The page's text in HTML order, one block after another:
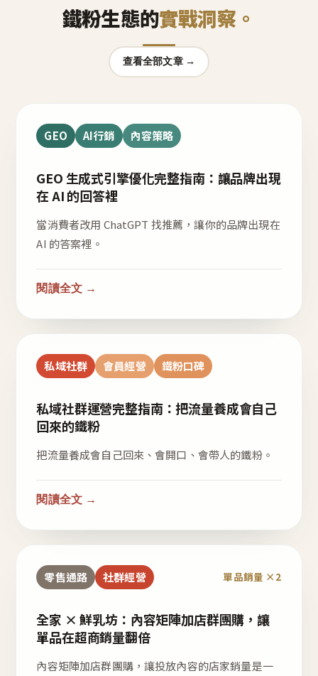
鐵粉生態的實戰洞察。
查看全部文章 →
GEO AI行銷 內容策略
GEO 生成式引擎優化完整指南：讓品牌出現
在 AI 的回答裡
當消費者改用 ChatGPT 找推薦，讓你的品牌出現在
AI 的答案裡。
閱讀全文 →
私域社群 會員經營 鐵粉口碑
私域社群運營完整指南：把流量養成會自己
回來的鐵粉
把流量養成會自己回來、會開口、會帶人的鐵粉。
閱讀全文 →
零售通路 社群經營 單品銷量 ×2
全家 × 鮮乳坊：內容矩陣加店群團購，讓
單品在超商銷量翻倍
內容矩陣加店群團購，讓投放內容的店家銷量是一